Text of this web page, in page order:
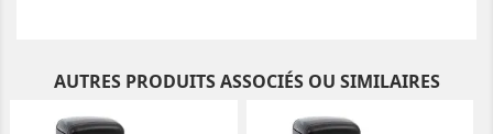
AUTRES PRODUITS ASSOCIÉS OU SIMILAIRES